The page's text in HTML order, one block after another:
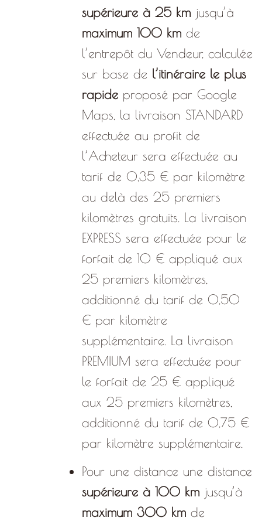
supérieure à 25 km jusqu’à
maximum 100 km de
l’entrepôt du Vendeur, calculée
sur base de l’itinéraire le plus
rapide proposé par Google
Maps, la livraison STANDARD
effectuée au profit de
l’Acheteur sera effectuée au
tarif de 0,35 € par kilomètre
au delà des 25 premiers
kilomètres gratuits. La livraison
EXPRESS sera effectuée pour le
forfait de 10 € appliqué aux
25 premiers kilomètres,
additionné du tarif de 0,50
€ par kilomètre
supplémentaire. La livraison
PREMIUM sera effectuée pour
le forfait de 25 € appliqué
aux 25 premiers kilomètres,
additionné du tarif de 0,75 €
par kilomètre supplémentaire.
Pour une distance une distance
supérieure à 100 km jusqu’à
maximum 300 km de